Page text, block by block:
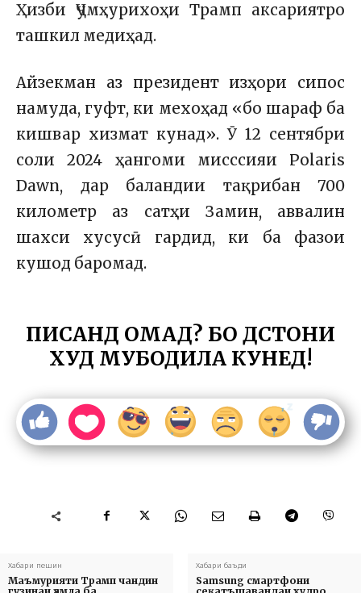
Ҳизби Ҷумҳурихоҳи Трамп аксариятро
ташкил медиҳад.
Айзекман аз президент изҳори сипос
намуда, гуфт, ки мехоҳад «бо шараф ба
кишвар хизмат кунад». Ӯ 12 сентябри
соли 2024 ҳангоми мисссияи Polaris
Dawn, дар баландии тақрибан 700
километр аз сатҳи Замин, аввалин
шахси хусусӣ гардид, ки ба фазои
кушод баромад.
ПИСАНД ОМАД? БО ДӮСТОНИ
ХУД МУБОДИЛА КУНЕД!
Хабари пешин
Маъмурияти Трамп чандин
Хабари баъди
Samsung смартфони